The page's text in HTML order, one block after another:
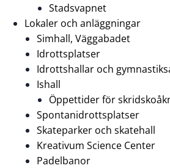
Stadsvapnet
Lokaler och anläggningar
Simhall, Väggabadet
Idrottsplatser
Idrottshallar och
Ishall
Öppettider för
Spontanidrottsplatser
Skateparker och skatehall
Kreativum Science Center
Padelbanor